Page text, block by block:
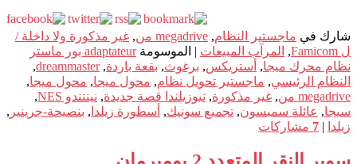
شارك في ماجستير النظام, megadrive من , غير مذكورة ولا داخلة /
ل Famicom
, المرآب المبيعات | الموسومة
adaptateur بور ماستر
نظام محرك ميجا, أستريكس, برغوث, بقعة باردة,
dreammaster
,
النظام الرئيسي, ماجستير تحويل نظام, محول ميجا, محول ميجا,
megadrive من
, غير مذكورة, نيوزيلندا قصة جديدة, نينتندو NES
,
سيجا, عائلة سمبسون, تجميع سونيك, أسطورة زيلدا , بنصيحة-جرينير ,
زيلدا |
7 مشاركات